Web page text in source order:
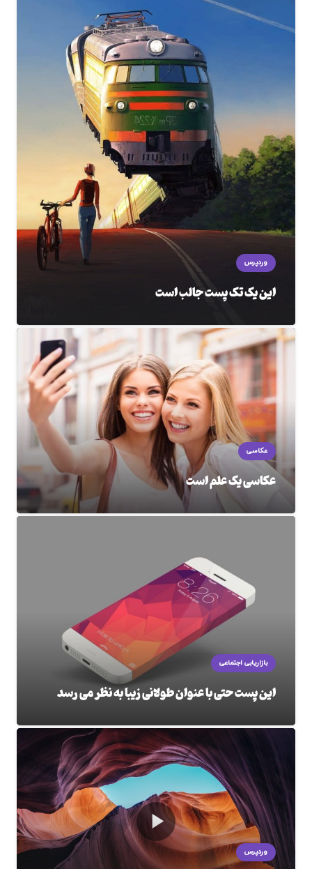
وردپرس
این یک تک پست جالب است
عکاسی
عکاسی یک علم است
بازاریابی اجتماعی
این پست حتی با عنوان طولانی زیبا به نظر می رسد
وردپرس